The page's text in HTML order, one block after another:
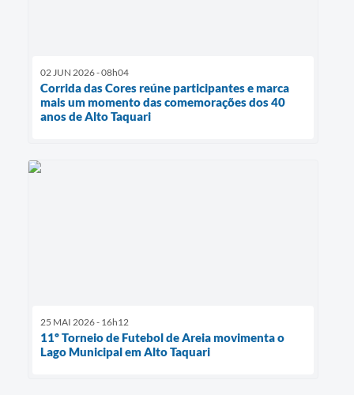
02 JUN 2026 - 08h04
Corrida das Cores reúne participantes e marca
mais um momento das comemorações dos 40
anos de Alto Taquari
25 MAI 2026 - 16h12
11º Torneio de Futebol de Areia movimenta o
Lago Municipal em Alto Taquari